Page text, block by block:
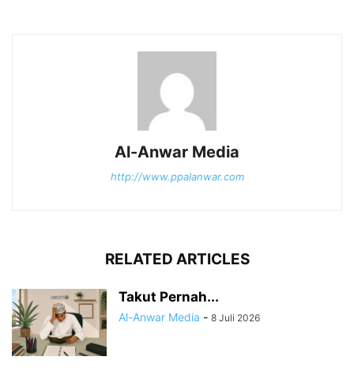
Al-Anwar Media
http://www.ppalanwar.com
RELATED ARTICLES
Takut Pernah...
Al-Anwar Media - 8 Juli 2026